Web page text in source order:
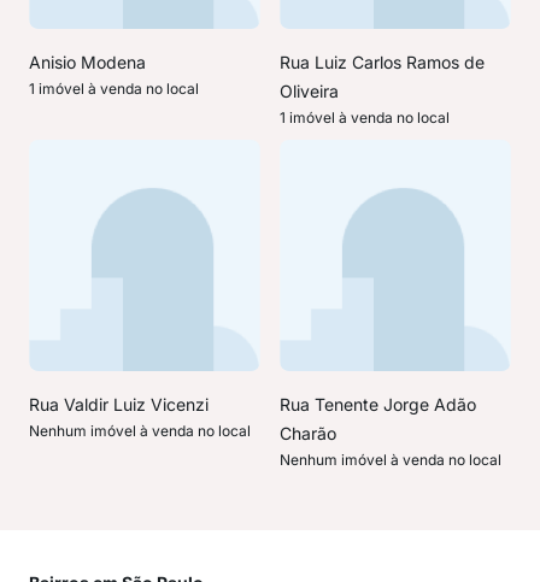
Anisio Modena
1 imóvel à venda no local
Rua Luiz Carlos Ramos de
Oliveira
1 imóvel à venda no local
Rua Valdir Luiz Vicenzi
Nenhum imóvel à venda no local
Rua Tenente Jorge Adão
Charão
Nenhum imóvel à venda no local